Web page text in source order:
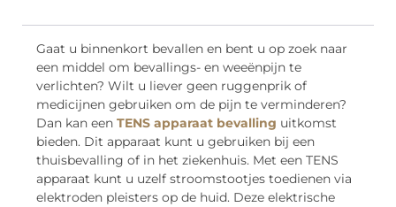
Gaat u binnenkort bevallen en bent u op zoek naar
een middel om bevallings- en weeënpijn te
verlichten? Wilt u liever geen ruggenprik of
medicijnen gebruiken om de pijn te verminderen?
Dan kan een TENS apparaat bevalling uitkomst
bieden. Dit apparaat kunt u gebruiken bij een
thuisbevalling of in het ziekenhuis. Met een TENS
apparaat kunt u uzelf stroomstootjes toedienen via
elektroden pleisters op de huid. Deze elektrische